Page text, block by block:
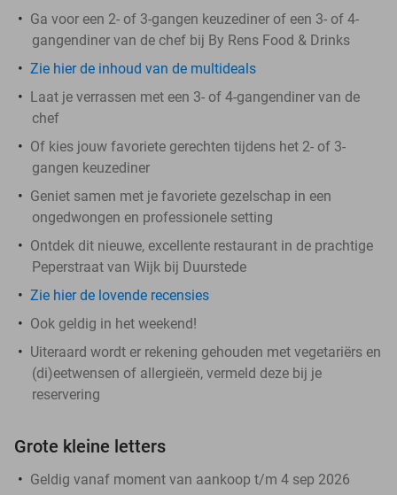
Ga voor een 2- of 3-gangen keuzediner of een 3- of 4-
gangendiner van de chef bij By Rens Food & Drinks
Zie hier de inhoud van de multideals
Laat je verrassen met een 3- of 4-gangendiner van de
chef
Of kies jouw favoriete gerechten tijdens het 2- of 3-
gangen keuzediner
Geniet samen met je favoriete gezelschap in een
ongedwongen en professionele setting
Ontdek dit nieuwe, excellente restaurant in de prachtige
Peperstraat van Wijk bij Duurstede
Zie hier de lovende recensies
Ook geldig in het weekend!
Uiteraard wordt er rekening gehouden met vegetariërs en
(di)eetwensen of allergieën, vermeld deze bij je
reservering
Grote kleine letters
Geldig vanaf moment van aankoop t/m 4 sep 2026